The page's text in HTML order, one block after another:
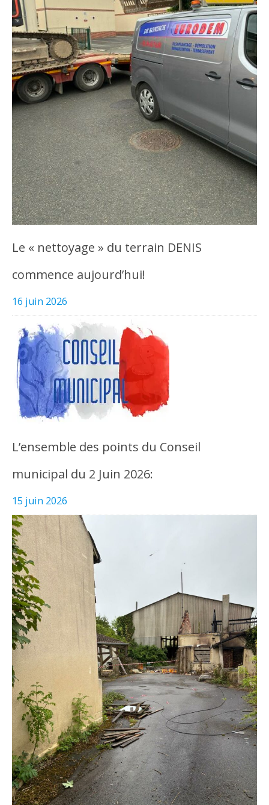
Le « nettoyage » du terrain DENIS
commence aujourd’hui!
16 juin 2026
L’ensemble des points du Conseil
municipal du 2 Juin 2026:
15 juin 2026